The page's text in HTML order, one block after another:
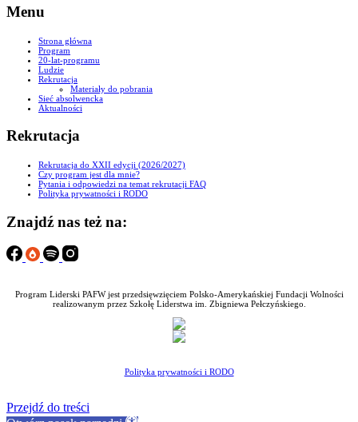
Menu
Strona główna
Program
20-lat-programu
Ludzie
Rekrutacja
Materiały do pobrania
Sieć absolwencka
Aktualności
Rekrutacja
Rekrutacja do XXII edycji (2026/2027)
Czy program jest dla mnie?
Pytania i odpowiedzi na temat rekrutacji FAQ
Polityka prywatności i RODO
Znajdź nas też na:
Program Liderski PAFW jest przedsięwzięciem Polsko-Amerykańskiej Fundacji Wolności
realizowanym przez Szkołę Liderstwa im. Zbigniewa Pełczyńskiego.
Polityka prywatności i RODO
Przejdź do treści